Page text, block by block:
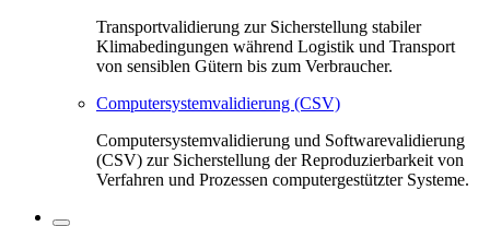
Transportvalidierung zur Sicherstellung stabiler
Klimabedingungen während Logistik und Transport
von sensiblen Gütern bis zum Verbraucher.
Computersystemvalidierung (CSV)
Computersystemvalidierung und Softwarevalidierung
(CSV) zur Sicherstellung der Reproduzierbarkeit von
Verfahren und Prozessen computergestützter Systeme.